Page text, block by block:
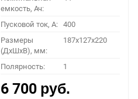
емкость, Ач:
Пусковой ток, A: 400
Размеры
(ДхШхВ), мм:
187x127x220
Полярность: 1
6 700 руб.